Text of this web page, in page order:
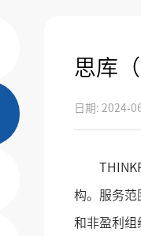
思库
日期: 2024-
构。服务范
和非盈利组